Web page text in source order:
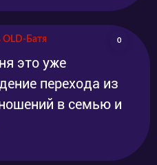
OLD-Батя 0
это уже
перехода из
в семью и